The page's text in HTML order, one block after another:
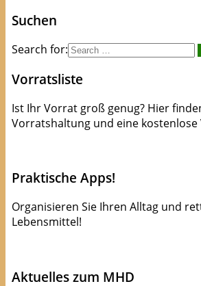
Suchen
Search for:
Vorratsliste
Ist Ihr Vorrat groß genug? Hier
Vorratshaltung und eine
Praktische Apps!
Organisieren Sie Ihren Alltag und
Lebensmittel!
Aktuelles zum MHD